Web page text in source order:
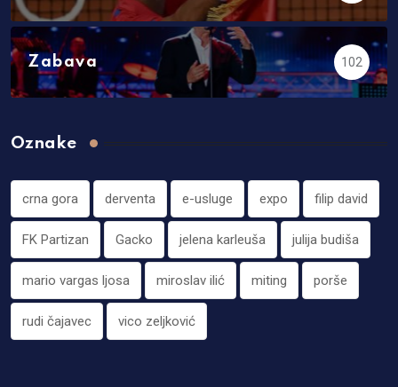
Zabava 102
Oznake
crna gora derventa e-usluge expo filip david
FK Partizan Gacko jelena karleuša julija budiša
mario vargas ljosa miroslav ilić miting porše
rudi čajavec vico zeljković